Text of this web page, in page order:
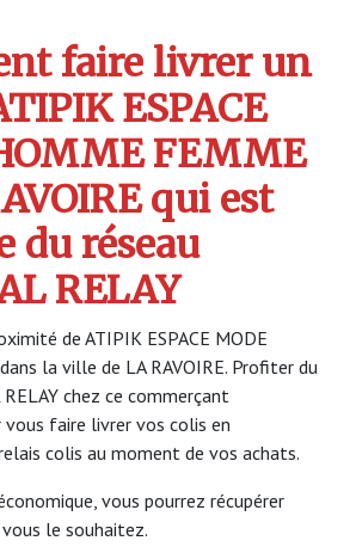
faire livrer un
ESPACE
FEMME
qui est
du réseau
RELAY
de ATIPIK ESPACE MODE
la ville de LA RAVOIRE. Profiter du
chez ce commerçant
vous faire livrer vos colis en
colis au moment de vos achats.
vous pourrez récupérer
le souhaitez.